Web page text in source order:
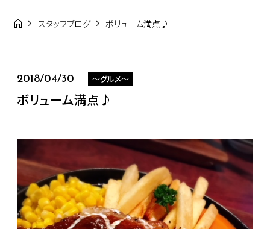
スタッフブログ ボリューム満点♪
2018/04/30 ～グルメ～
ボリューム満点♪